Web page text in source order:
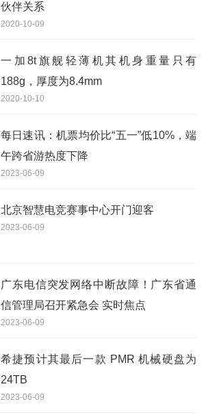
伙伴关系
2020-10-09
一加8t旗舰轻薄机其机身重量只有
188g，厚度为8.4mm
2020-10-10
每日速讯：机票均价比“五一”低10%，端
午跨省游热度下降
2023-06-09
北京智慧电竞赛事中心开门迎客
2023-06-09
广东电信突发网络中断故障！广东省通
信管理局召开紧急会 实时焦点
2023-06-09
希捷预计其最后一款 PMR 机械硬盘为
24TB
2023-06-09